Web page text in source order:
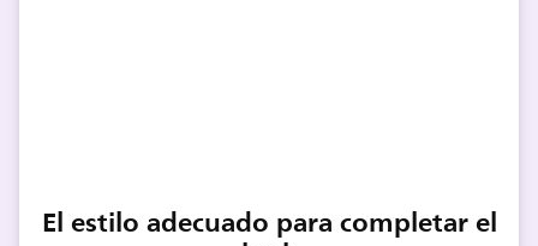
El estilo adecuado para completar el